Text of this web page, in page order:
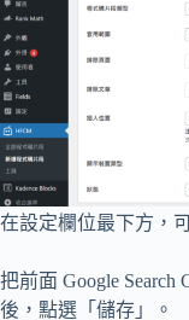
在設定欄位最下方，
把前面 Google
後，點選「儲存」。